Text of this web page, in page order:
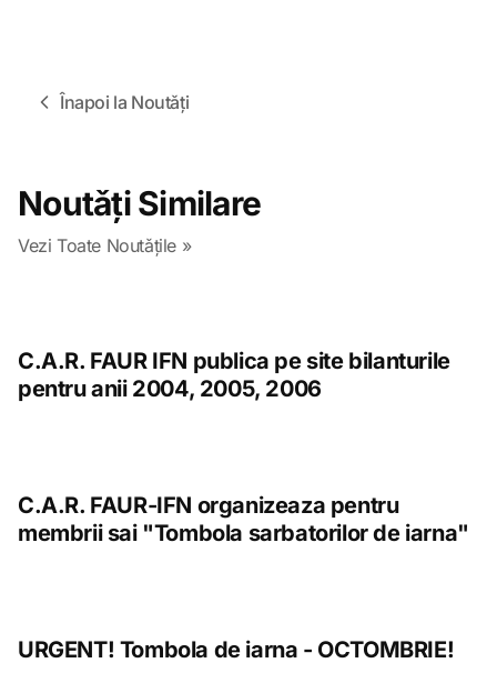
Înapoi la Noutǎți
Noutǎți Similare
Vezi Toate Noutǎțile »
C.A.R. FAUR IFN publica pe site bilanturile
pentru anii 2004, 2005, 2006
C.A.R. FAUR-IFN organizeaza pentru
membrii sai "Tombola sarbatorilor de iarna"
URGENT! Tombola de iarna - OCTOMBRIE!